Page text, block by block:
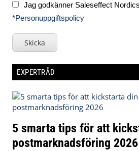
Jag godkänner Saleseffect
*Personuppgiftspolicy
Skicka
EXPERTRÅD
5 smarta tips för att
postmarknadsföring 2026